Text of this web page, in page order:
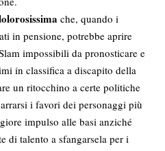
che, quando i
in pensione, potrebbe aprire
impossibili da pronosticare e
in classifica a discapito della
un ritocchino a certe politiche
i favori dei personaggi più
impulso alle basi anziché
di talento a sfangarsela per i